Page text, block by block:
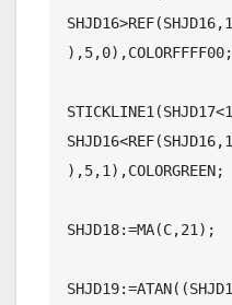
),5,0),COLORFFFF00;
),5,1),COLORGREEN;
SHJD18:=MA(C,21);